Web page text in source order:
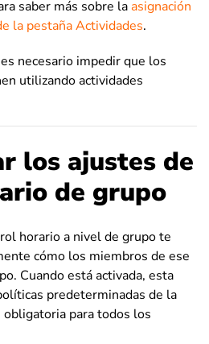
saber más sobre laasignación
la pestaña Actividades.
necesario impedir que los
utilizando actividades
los ajustes de
de grupo
horario a nivel de grupo te
cómo los miembros de ese
Cuando está activada, esta
predeterminadas de la
para todos los